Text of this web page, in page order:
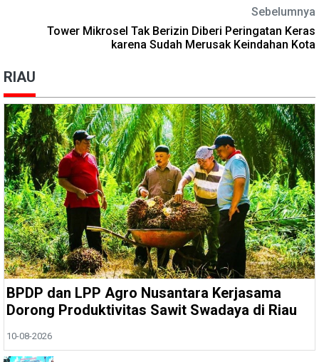
Sebelumnya
Tower Mikrosel Tak Berizin Diberi Peringatan Keras
karena Sudah Merusak Keindahan Kota
RIAU
BPDP dan LPP Agro Nusantara Kerjasama
Dorong Produktivitas Sawit Swadaya di Riau
10-08-2026